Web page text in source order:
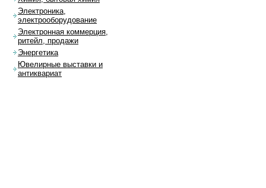
Электроника,
электрооборудование
Электронная коммерция,
ритейл, продажи
Энергетика
Ювелирные выставки и
антиквариат